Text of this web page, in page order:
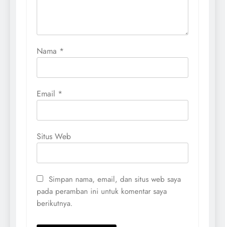
Nama *
Email *
Situs Web
Simpan nama, email, dan situs web saya
pada peramban ini untuk komentar saya
berikutnya.